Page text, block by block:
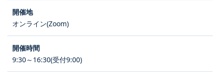
オンライン(Zoom)
9:30～16:30(受付9:00)